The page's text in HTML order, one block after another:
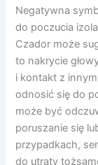
Negatywna
do poczucia
Czador może
to nakrycie
i kontakt z
odnosić się do
może być
poruszanie się
przypadkach,
do utraty